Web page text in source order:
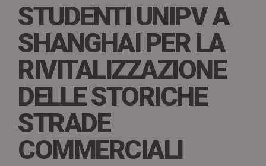
STUDENTI UNIPV A
SHANGHAI PER LA
RIVITALIZZAZIONE
DELLE STORICHE
STRADE
COMMERCIALI